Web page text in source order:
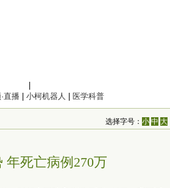
直播 小柯机器人 医学科普
选择字号：小 中 大
年死亡病例270万